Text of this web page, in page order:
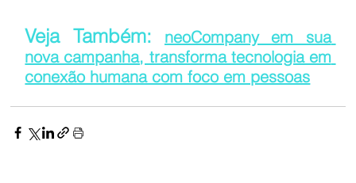
Veja Também:
neoCompany em sua
nova campanha, transforma tecnologia em
conexão humana com foco em pessoas